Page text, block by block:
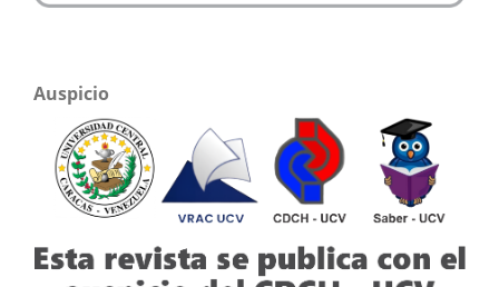
Auspicio